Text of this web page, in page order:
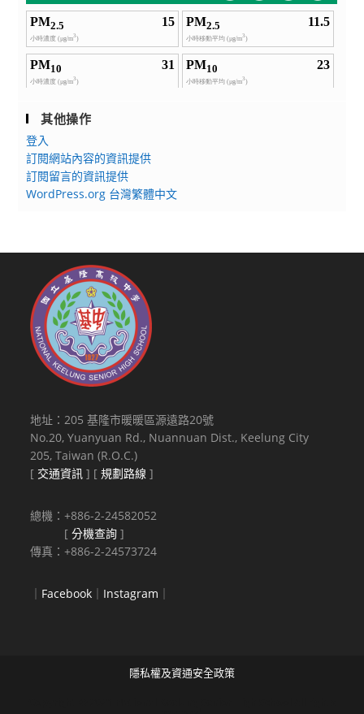
其他操作
登入
訂閱網站內容的資訊提供
訂閱留言的資訊提供
WordPress.org 台灣繁體中文
地址：205 基隆市暖暖區源遠路20號
No.20, Yuanyuan Rd., Nuannuan Dist., Keelung City
205, Taiwan (R.O.C.)
[ 交通資訊 ] [規劃路線 ]
總機：+886-2-24582052
[分機查詢 ]
傳真：+886-2-24573724
｜ Facebook ｜ Instagram ｜
隱私權及資通安全政策